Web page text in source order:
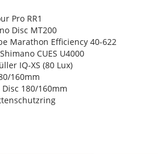
Pro RR1
Disc MT200
Marathon Efficiency 40-622
CUES U4000
IQ-XS (80 Lux)
160mm
Disc 180/160mm